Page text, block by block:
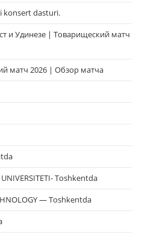
konsert dasturi.
и Удинезе | Товарищеский матч
матч 2026 | Обзор матча
Toshkentda
— Toshkentda